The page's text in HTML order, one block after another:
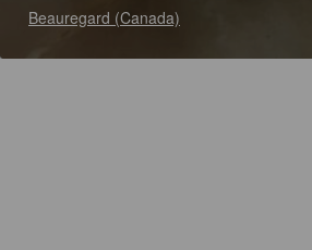
Beauregard (Canada)